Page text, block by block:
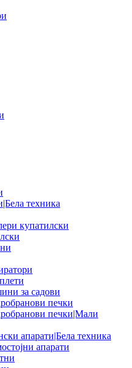
техника
купатилски
за садови
печки
печки|Мали
апарати|Бела техника
апарати